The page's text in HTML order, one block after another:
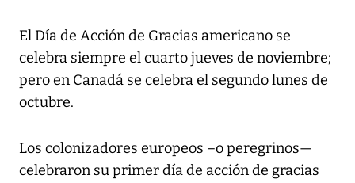
El Día de Acción de Gracias americano se
celebra siempre el cuarto jueves de noviembre;
pero en Canadá se celebra el segundo lunes de
octubre.
Los colonizadores europeos –o peregrinos—
celebraron su primer día de acción de gracias